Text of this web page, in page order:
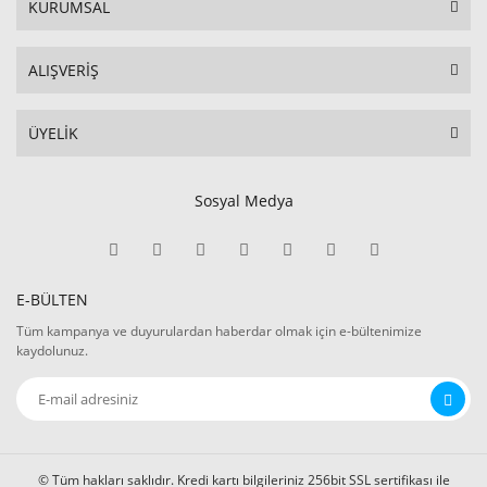
KURUMSAL
ALIŞVERİŞ
ÜYELİK
Sosyal Medya
E-BÜLTEN
Tüm kampanya ve duyurulardan haberdar olmak için e-bültenimize
kaydolunuz.
© Tüm hakları saklıdır. Kredi kartı bilgileriniz 256bit SSL sertifikası ile